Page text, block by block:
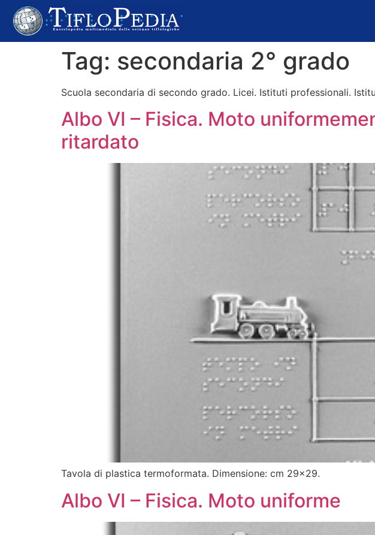
contenuto
Tag: secondaria 2° grado
Scuola secondaria di secondo grado. Licei. Istituti professionali.
Albo VI – Fisica. Moto
ritardato
Tavola di plastica termoformata. Dimensione: cm 29×29.
Albo VI – Fisica. Moto uniforme